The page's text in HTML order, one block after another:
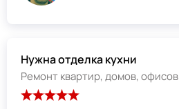
Нужна отделка кухни
Ремонт квартир, домов, офисов